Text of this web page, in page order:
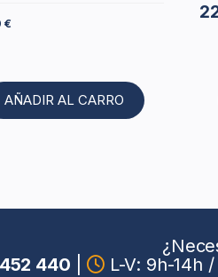
€
AÑADIR AL CARRO
440
L-V: 9h-14h /